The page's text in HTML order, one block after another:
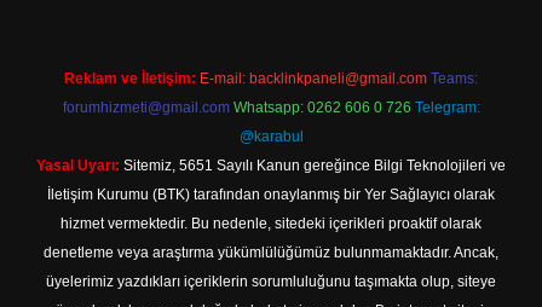
Reklam ve İletişim: E-mail: backlinkpaneli@gmail.com Teams:
forumhizmeti@gmail.com Whatsapp: 0262 606 0 726 Telegram:
@karabul
Yasal Uyarı: Sitemiz, 5651 Sayılı Kanun gereğince Bilgi Teknolojileri ve
İletişim Kurumu (BTK) tarafından onaylanmış bir Yer Sağlayıcı olarak
hizmet vermektedir. Bu nedenle, sitedeki içerikleri proaktif olarak
denetleme veya araştırma yükümlülüğümüz bulunmamaktadır. Ancak,
üyelerimiz yazdıkları içeriklerin sorumluluğunu taşımakta olup, siteye